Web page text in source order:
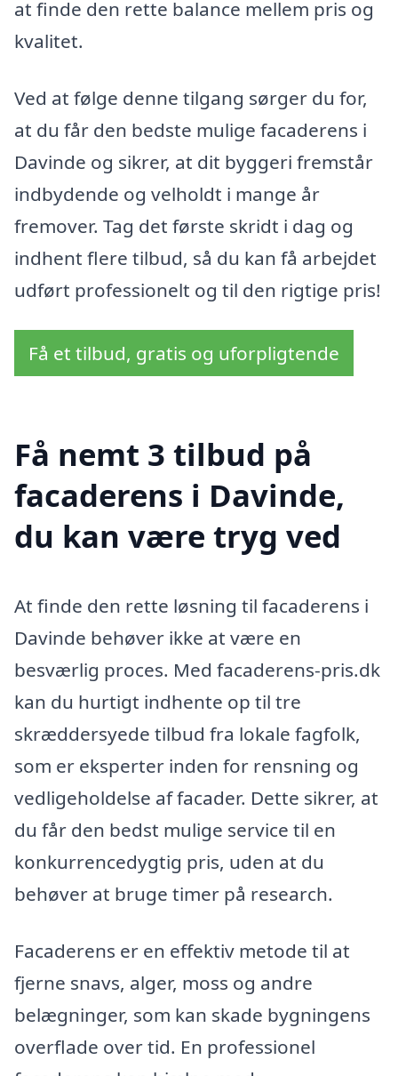
at finde den rette balance mellem pris og
kvalitet.
Ved at følge denne tilgang sørger du for,
at du får den bedste mulige facaderens i
Davinde og sikrer, at dit byggeri fremstår
indbydende og velholdt i mange år
fremover. Tag det første skridt i dag og
indhent flere tilbud, så du kan få arbejdet
udført professionelt og til den rigtige pris!
Få et tilbud, gratis og uforpligtende
Få nemt 3 tilbud på
facaderens i Davinde,
du kan være tryg ved
At finde den rette løsning til facaderens i
Davinde behøver ikke at være en
besværlig proces. Med facaderens-pris.dk
kan du hurtigt indhente op til tre
skræddersyede tilbud fra lokale fagfolk,
som er eksperter inden for rensning og
vedligeholdelse af facader. Dette sikrer, at
du får den bedst mulige service til en
konkurrencedygtig pris, uden at du
behøver at bruge timer på research.
Facaderens er en effektiv metode til at
fjerne snavs, alger, moss og andre
belægninger, som kan skade bygningens
overflade over tid. En professionel